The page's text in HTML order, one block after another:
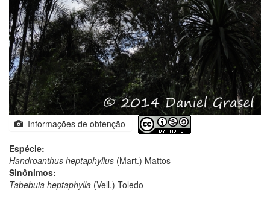
Informações de obtenção
Espécie:
Handroanthus heptaphyllus (Mart.) Mattos
Sinônimos:
Tabebuia heptaphylla (Vell.) Toledo